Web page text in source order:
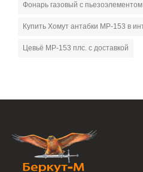
Фонарь газовый с
Купить Хомут антабки МР-153 в
Цевьё МР-153 плс. с доставкой